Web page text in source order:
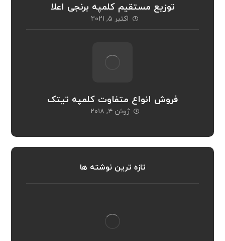
توزیع مستقیم کلمپه برنجی اعلا
اکتبر ۵, ۲۰۲۱
فروش انواع متفاوت کلمپه تیتک
ژوئن ۴, ۲۰۱۸
تازه ترین نوشته ها